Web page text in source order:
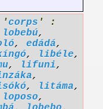
'corps ' :
lobebú,
, edádá,
, libéle,
, lifuni,
,
, litáma,
loposo,